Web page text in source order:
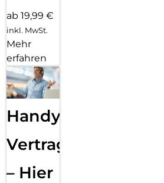
ab 19,99 €
inkl. MwSt.
Mehr
erfahren
Handy
Vertragsabwicklung
– Hier